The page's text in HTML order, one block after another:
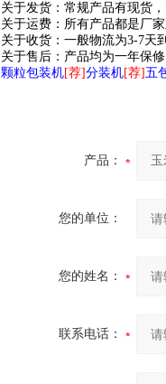
关于发货：常规产品有现货
关于运费：所有产品都是厂
关于收货：一般物流为3-7天
关于售后：产品均为一年保
颗粒包装机[荐]分装机[荐]五
产品：
您的单位：
您的姓名：
联系电话：